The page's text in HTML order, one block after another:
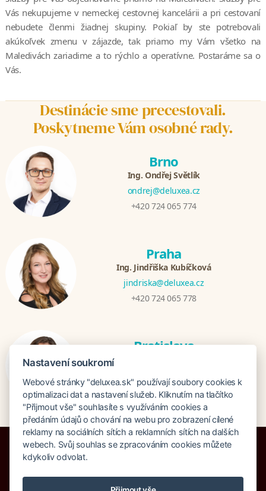
Vás nekupujeme v nemeckej cestovnej kancelárii a pri cestovaní
nebudete členmi žiadnej skupiny. Pokiaľ by ste potrebovali
akúkoľvek zmenu v zájazde, tak priamo my Vám všetko na
Maledivách zariadime a to rýchlo a operatívne. Postaráme sa o
Vás.
Destinácie sme precestovali.
Poskytneme Vám osobné rady.
Brno
Ing. Ondřej Světlík
ondrej@deluxea.cz
+420 724 065 774
Praha
Ing. Jindřiška Kubíčková
jindriska@deluxea.cz
+420 724 065 778
Bratislava
+421 948 759 074
Poistenie proti úpadku 1 505 000 EUR
Nastavení soukromí
Webové stránky "deluxea.sk" používají soubory cookies k
optimalizaci dat a nastavení služeb. Kliknutím na tlačítko
"Přijmout vše" souhlasíte s využíváním cookies a
předáním údajů o chování na webu pro zobrazení cílené
reklamy na sociálních sítích a reklamních sítích na dalších
webech. Svůj souhlas se zpracováním cookies můžete
kdykoliv odvolat.